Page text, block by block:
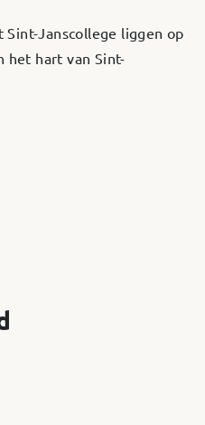
Sint-Janscollege liggen op
het hart van Sint-